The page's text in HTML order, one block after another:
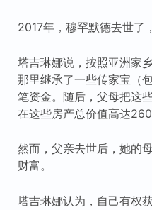
2017年，穆罕默德去世了
塔吉琳娜说，按照亚洲家
那里继承了一些传家宝（
笔资金。随后，父母把这
在这些房产总价值高达260
然而，父亲去世后，她的
财富。
塔吉琳娜认为，自己有权